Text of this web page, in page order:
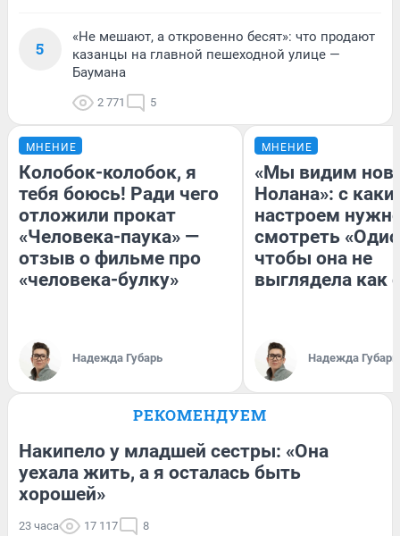
5
«Не мешают, а откровенно бесят»: что продают
казанцы на главной пешеходной улице —
Баумана
2 771 5
МНЕНИЕ
Колобок-колобок, я
тебя боюсь! Ради чего
отложили прокат
«Человека-паука» —
отзыв о фильме про
«человека-булку»
Надежда Губарь
МНЕНИЕ
«Мы видим
Нолана»: с
настроем
смотреть
чтобы она не
выглядела как
Надежда Губарь
РЕКОМЕНДУЕМ
Накипело у младшей сестры: «Она
уехала жить, а я осталась быть
хорошей»
23 часа 17 117 8